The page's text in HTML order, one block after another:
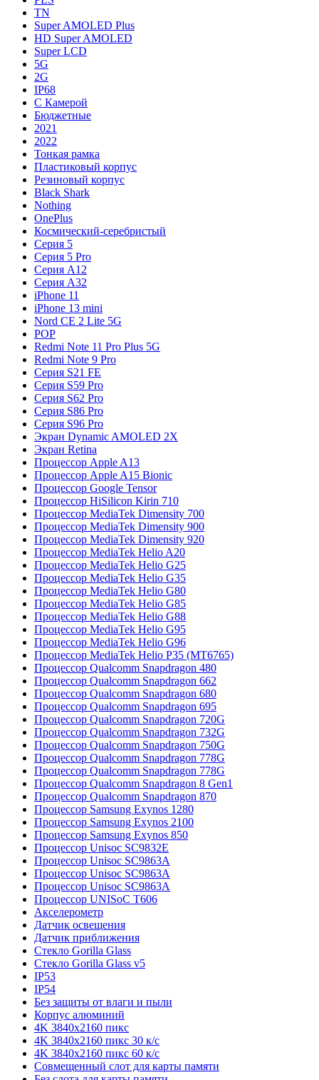
TN
Super AMOLED Plus
HD Super AMOLED
Super LCD
5G
2G
IP68
С Камерой
Бюджетные
2021
2022
Тонкая рамка
Пластиковый корпус
Резиновый корпус
Black Shark
Nothing
OnePlus
Космический-серебристый
Серия 5
Серия 5 Pro
Серия A12
Серия A32
iPhone 11
iPhone 13 mini
Nord CE 2 Lite 5G
POP
Redmi Note 11 Pro Plus 5G
Redmi Note 9 Pro
Серия S21 FE
Серия S59 Pro
Серия S62 Pro
Серия S86 Pro
Серия S96 Pro
Экран Dynamic AMOLED 2X
Экран Retina
Процессор Apple A13
Процессор Apple A15 Bionic
Процессор Google Tensor
Процессор HiSilicon Kirin 710
Процессор MediaTek Dimensity 700
Процессор MediaTek Dimensity 900
Процессор MediaTek Dimensity 920
Процессор MediaTek Helio A20
Процессор MediaTek Helio G25
Процессор MediaTek Helio G35
Процессор MediaTek Helio G80
Процессор MediaTek Helio G85
Процессор MediaTek Helio G88
Процессор MediaTek Helio G95
Процессор MediaTek Helio G96
Процессор MediaTek Helio P35 (MT6765)
Процессор Qualcomm Snapdragon 480
Процессор Qualcomm Snapdragon 662
Процессор Qualcomm Snapdragon 680
Процессор Qualcomm Snapdragon 695
Процессор Qualcomm Snapdragon 720G
Процессор Qualcomm Snapdragon 732G
Процессор Qualcomm Snapdragon 750G
Процессор Qualcomm Snapdragon 778G
Процессор Qualcomm Snapdragon 778G
Процессор Qualcomm Snapdragon 8 Gen1
Процессор Qualcomm Snapdragon 870
Процессор Samsung Exynos 1280
Процессор Samsung Exynos 2100
Процессор Samsung Exynos 850
Процессор Unisoc SC9832E
Процессор Unisoc SC9863A
Процессор Unisoc SC9863A
Процессор Unisoc SC9863A
Процессор UNISoC T606
Акселерометр
Датчик освещения
Датчик приближения
Стекло Gorilla Glass
Стекло Gorilla Glass v5
IP53
IP54
Без защиты от влаги и пыли
Корпус алюминий
4K 3840x2160 пикс
4K 3840x2160 пикс 30 к/с
4K 3840x2160 пикс 60 к/с
Совмещенный слот для карты памяти